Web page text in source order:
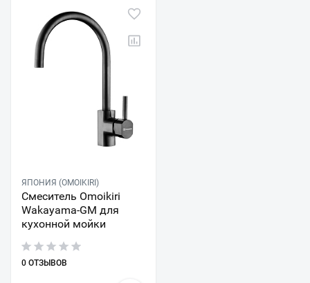
ЯПОНИЯ (OMOIKIRI)
Смеситель Omoikiri
Wakayama-GM для
кухонной мойки
0 ОТЗЫВОВ